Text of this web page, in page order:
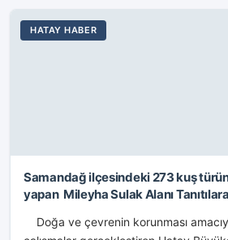
HATAY HABER
Samandağ ilçesindeki 273 kuş
yapan Mileyha Sulak Alanı
Doğa ve çevrenin korunması